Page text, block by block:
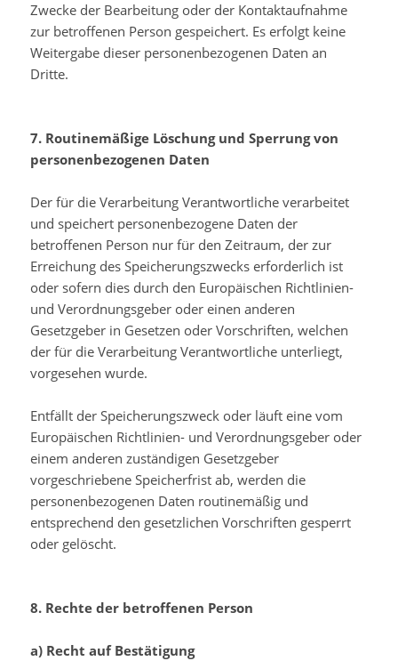
Zwecke der Bearbeitung oder der Kontaktaufnahme
zur betroffenen Person gespeichert. Es erfolgt keine
Weitergabe dieser personenbezogenen Daten an
Dritte.
7. Routinemäßige Löschung und Sperrung von
personenbezogenen Daten
Der für die Verarbeitung Verantwortliche verarbeitet
und speichert personenbezogene Daten der
betroffenen Person nur für den Zeitraum, der zur
Erreichung des Speicherungszwecks erforderlich ist
oder sofern dies durch den Europäischen Richtlinien-
und Verordnungsgeber oder einen anderen
Gesetzgeber in Gesetzen oder Vorschriften, welchen
der für die Verarbeitung Verantwortliche unterliegt,
vorgesehen wurde.
Entfällt der Speicherungszweck oder läuft eine vom
Europäischen Richtlinien- und Verordnungsgeber oder
einem anderen zuständigen Gesetzgeber
vorgeschriebene Speicherfrist ab, werden die
personenbezogenen Daten routinemäßig und
entsprechend den gesetzlichen Vorschriften gesperrt
oder gelöscht.
8. Rechte der betroffenen Person
a) Recht auf Bestätigung